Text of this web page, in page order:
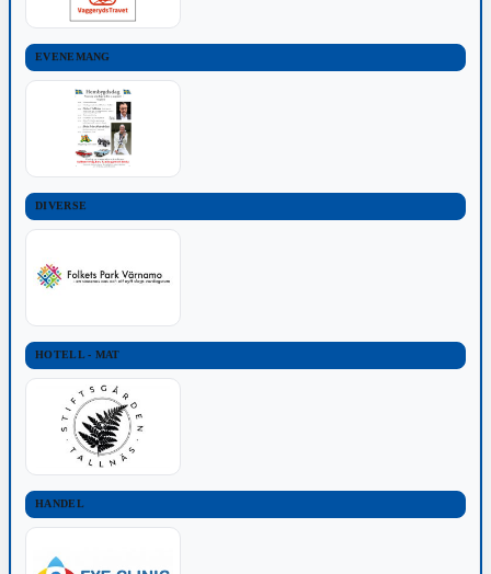
EVENEMANG
DIVERSE
HOTELL - MAT
HANDEL